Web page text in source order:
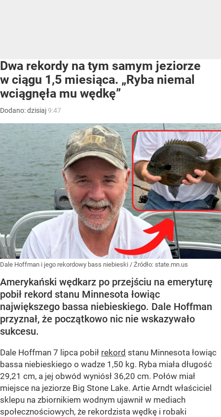
Dwa rekordy na tym samym jeziorze
w ciągu 1,5 miesiąca. „Ryba niemal
wciągnęła mu wędkę”
Dodano:dzisiaj9:47
Dale Hoffman i jego rekordowy bass niebieski / Źródło: state.mn.us
Amerykański wędkarz po przejściu na emeryturę
pobił rekord stanu Minnesota łowiąc
największego bassa niebieskiego. Dale Hoffman
przyznał, że początkowo nic nie wskazywało
sukcesu.
Dale Hoffman 7 lipca pobił rekord stanu Minnesota łowiąc
bassa niebieskiego o wadze 1,50 kg. Ryba miała długość
29,21 cm, a jej obwód wyniósł 36,20 cm. Połów miał
miejsce na jeziorze Big Stone Lake. Artie Arndt właściciel
sklepu na zbiornikiem wodnym ujawnił w mediach
społecznościowych, że rekordzista wędkę i robaki